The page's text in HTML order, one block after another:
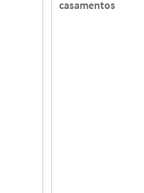
casamentos